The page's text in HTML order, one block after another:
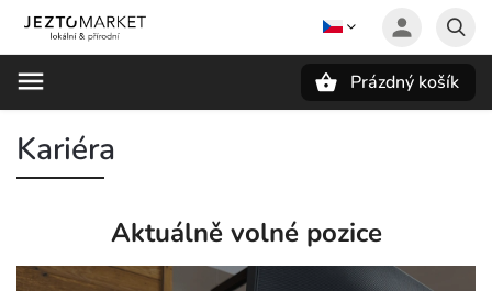
Prázdný košík
Kariéra
Aktuálně volné pozice